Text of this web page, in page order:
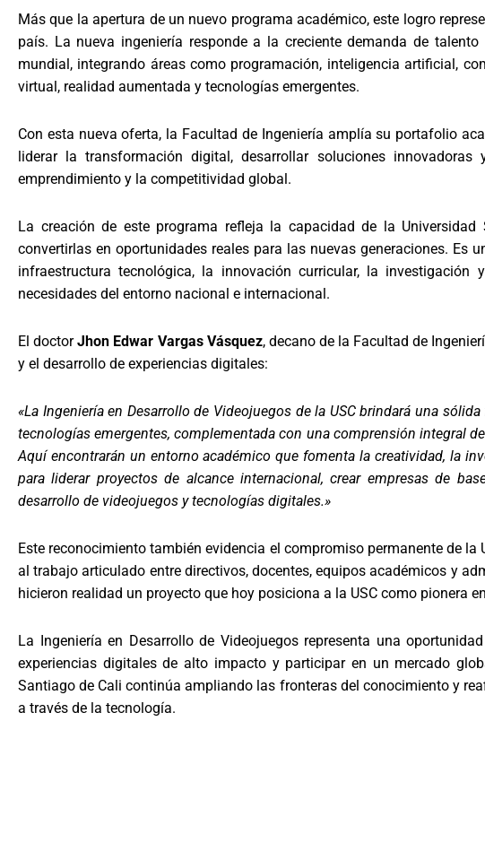
Más que la apertura de un nuevo programa académico, este logro
país. La nueva ingeniería responde a la creciente demanda de
mundial, integrando áreas como programación, inteligencia artificial,
virtual, realidad aumentada y tecnologías emergentes.
Con esta nueva oferta, la Facultad de Ingeniería amplía su portafolio
liderar la transformación digital, desarrollar soluciones
emprendimiento y la competitividad global.
La creación de este programa refleja la capacidad de la
convertirlas en oportunidades reales para las nuevas generaciones. Es
infraestructura tecnológica, la innovación curricular, la
necesidades del entorno nacional e internacional.
El doctorJhon Edwar Vargas Vásquez, decano de la Facultad de
y el desarrollo de experiencias digitales:
«La Ingeniería en Desarrollo de Videojuegos de la USC brindará una
tecnologías emergentes, complementada con una comprensión integral
Aquí encontrarán un entorno académico que fomenta la creatividad, la
para liderar proyectos de alcance internacional, crear empresas de
desarrollo de videojuegos y tecnologías digitales.»
Este reconocimiento también evidencia el compromiso permanente de
al trabajo articulado entre directivos, docentes, equipos académicos y
hicieron realidad un proyecto que hoy posiciona a la USC como pionera
La Ingeniería en Desarrollo de Videojuegos representa una
experiencias digitales de alto impacto y participar en un mercado
Santiago de Cali continúa ampliando las fronteras del conocimiento y
a través de la tecnología.